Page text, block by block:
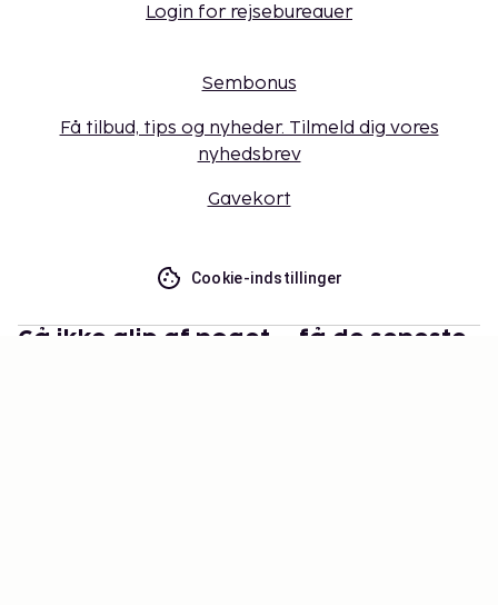
Login for rejsebureauer
Sembonus
Få tilbud, tips og nyheder. Tilmeld dig vores
nyhedsbrev
Gavekort
Cookie-indstillinger
Gå ikke glip af noget – få de seneste